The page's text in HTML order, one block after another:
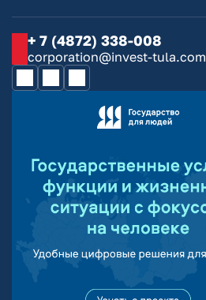
+ 7 (4872) 338-008
corporation@invest-tula.com